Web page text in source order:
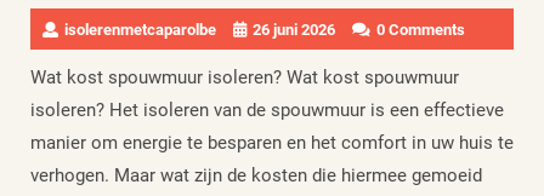
isolerenmetcaparolbe 26 juni 2026 0 Comments
Wat kost spouwmuur isoleren? Wat kost spouwmuur
isoleren? Het isoleren van de spouwmuur is een effectieve
manier om energie te besparen en het comfort in uw huis te
verhogen. Maar wat zijn de kosten die hiermee gemoeid